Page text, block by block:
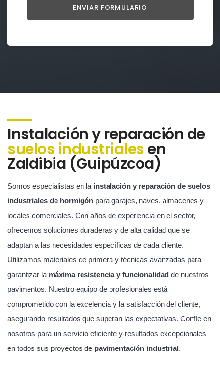
Instalación y reparación de
suelos industrialesen
Zaldibia (Guipúzcoa)
Somos especialistas en la instalación y reparación de suelos
industriales de hormigón para garajes, naves, almacenes y
locales comerciales. Con años de experiencia en el sector,
ofrecemos soluciones duraderas y de alta calidad que se
adaptan a las necesidades específicas de cada cliente.
Utilizamos materiales de primera y técnicas avanzadas para
garantizar la máxima resistencia y funcionalidad de nuestros
pavimentos. Nuestro equipo de profesionales está
comprometido con la excelencia y la satisfacción del cliente,
asegurando resultados que superan las expectativas. Confíe en
nosotros para un servicio eficiente y resultados excepcionales
en todos sus proyectos de pavimentación industrial.